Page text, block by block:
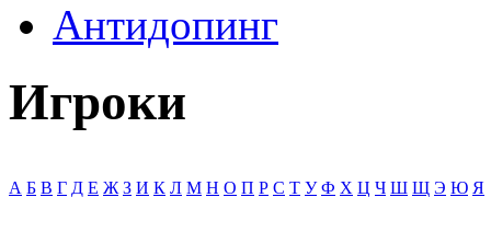
Антидопинг
Игроки
А Б В Г Д Е Ж З И К Л М Н О П Р С Т У Ф Х Ц Ч Ш Щ Э Ю Я